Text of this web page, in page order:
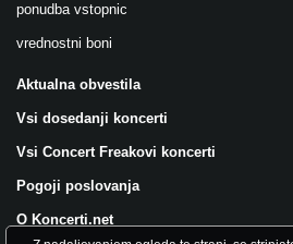
ponudba vstopnic
vrednostni boni
Aktualna obvestila
Vsi dosedanji koncerti
Vsi Concert Freakovi koncerti
Pogoji poslovanja
O Koncerti.net